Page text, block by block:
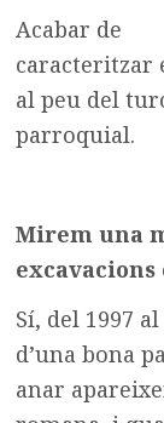
Acabar de
caracteritzar
al peu del
parroquial.
Mirem una
excavacions
Sí, del 1997
d’una bona
anar